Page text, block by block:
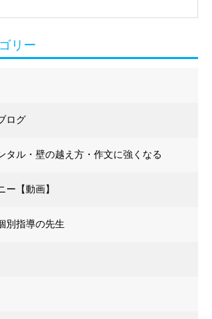
リー
ログ
タル・壁の越え方・作文に強くなる
ー【動画】
別指導の先生